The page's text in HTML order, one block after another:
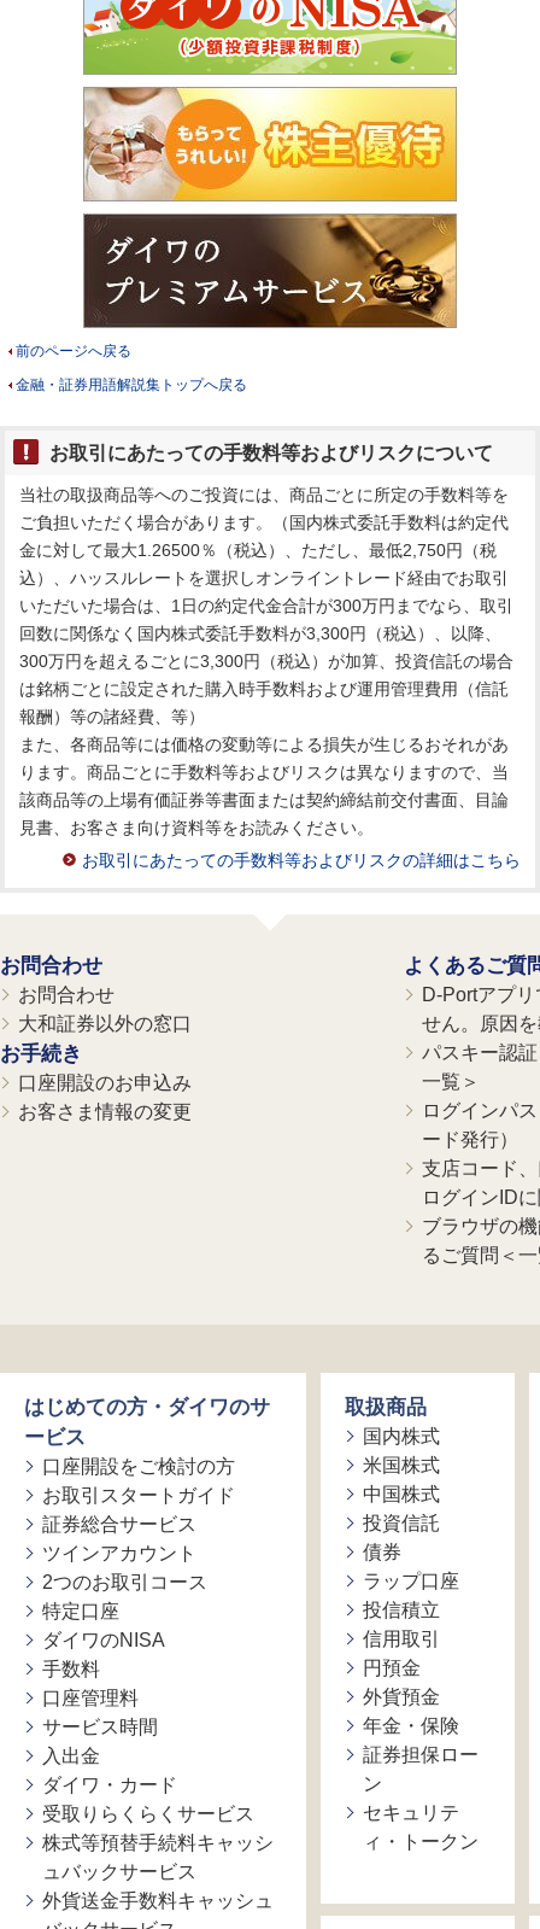
前のページへ戻る
金融・証券用語解説集トップへ戻る
お取引にあたっての手数料等およびリスクについて
当社の取扱商品等へのご投資には、商品ごとに所定の手数料等を
ご負担いただく場合があります。（国内株式委託手数料は約定代
金に対して最大1.26500％（税込）、ただし、最低2,750円（税
込）、ハッスルレートを選択しオンライントレード経由でお取引
いただいた場合は、1日の約定代金合計が300万円までなら、取引
回数に関係なく国内株式委託手数料が3,300円（税込）、以降、
300万円を超えるごとに3,300円（税込）が加算、投資信託の場合
は銘柄ごとに設定された購入時手数料および運用管理費用（信託
報酬）等の諸経費、等）
また、各商品等には価格の変動等による損失が生じるおそれがあ
ります。商品ごとに手数料等およびリスクは異なりますので、当
該商品等の上場有価証券等書面または契約締結前交付書面、目論
見書、お客さま向け資料等をお読みください。
お取引にあたっての手数料等およびリスクの詳細はこちら
お問合わせ
お問合わせ
大和証券以外の窓口
お手続き
口座開設のお申込み
お客さま情報の変更
よくあるご質
D-Portアプ
せん。原因
パスキー認
一覧＞
ログインパ
ード発行）
支店コード
ログインID
ブラウザの
るご質問＜
はじめての方・ダイワのサ
ービス
口座開設をご検討の方
お取引スタートガイド
証券総合サービス
ツインアカウント
2つのお取引コース
特定口座
ダイワのNISA
手数料
口座管理料
サービス時間
入出金
ダイワ・カード
受取りらくらくサービス
株式等預替手続料キャッシ
ュバックサービス
外貨送金手数料キャッシュ
取扱商品
国内株式
米国株式
中国株式
投資信託
債券
ラップ口座
投信積立
信用取引
円預金
外貨預金
年金・保険
証券担保ロー
ン
セキュリテ
ィ・トークン